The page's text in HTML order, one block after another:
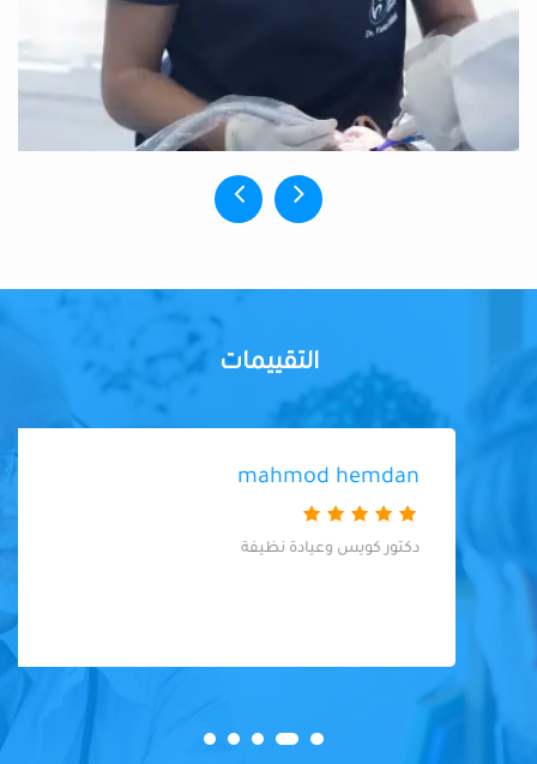
التقييمات
mahmod hemdan
دكتور كويس وعيادة نظيفة